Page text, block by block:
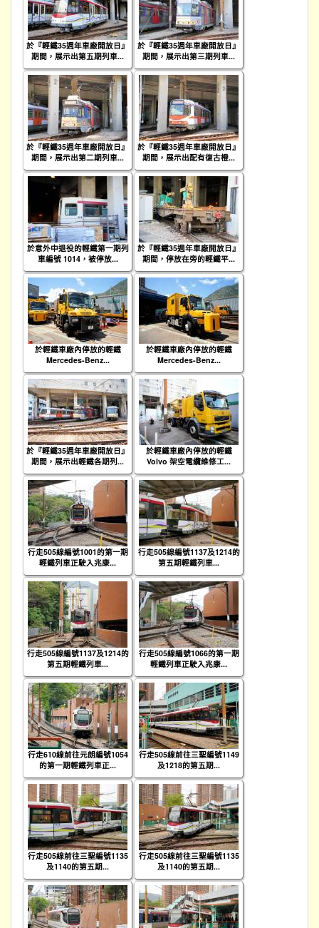
於『輕鐵35週年車廠開放日』
期間，展示出第五期列車...
於『輕鐵35週年車廠開放日』
期間，展示出第三期列車...
於『輕鐵35週年車廠開放日』
期間，展示出第二期列車...
於『輕鐵35週年車廠開放日』
期間，展示出配有復古橙...
於意外中退役的輕鐵第一期列
車編號 1014，被停放...
於『輕鐵35週年車廠開放日』
期間，停放在旁的輕鐵平...
於輕鐵車廠內停放的輕鐵
Mercedes-Benz...
於輕鐵車廠內停放的輕鐵
Mercedes-Benz...
於『輕鐵35週年車廠開放日』
期間，展示出輕鐵各期列...
於輕鐵車廠內停放的輕鐵
Volvo 架空電纜維修工...
行走505線編號1001的第一期
輕鐵列車正駛入兆康...
行走505線編號1137及1214的
第五期輕鐵列車...
行走505線編號1137及1214的
第五期輕鐵列車...
行走505線編號1066的第一期
輕鐵列車正駛入兆康...
行走610線前往元朗編號1054
的第一期輕鐵列車正...
行走505線前往三聖編號1149
及1218的第五期...
行走505線前往三聖編號1135
及1140的第五期...
行走505線前往三聖編號1135
及1140的第五期...